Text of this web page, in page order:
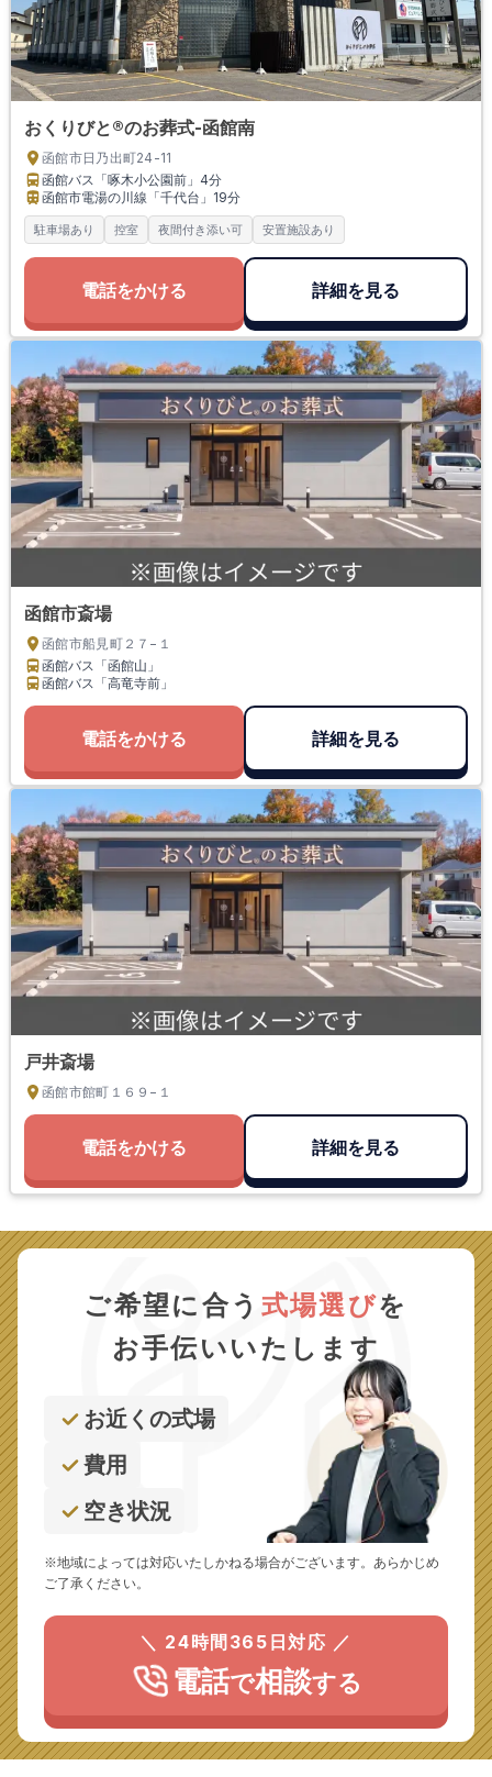
おくりびと®のお葬式-函館南
函館市日乃出町24-11
函館バス「啄木小公園前」 4分
函館市電湯の川線「千代台」 19分
駐車場あり 控室 夜間付き添い可 安置施設あり
電話をかける 詳細を見る
函館市斎場
函館市船見町２７−１
函館バス「函館山」
函館バス「高竜寺前」
電話をかける 詳細を見る
戸井斎場
函館市館町１６９−１
電話をかける 詳細を見る
ご希望に合う 式場選びを
お手伝いいたします
お近くの式場
費用
空き状況
※地域によっては対応いたしかねる場合がございます。あらかじめ
ご了承ください。
＼ 24時間365日対応 ／
電話で相談する